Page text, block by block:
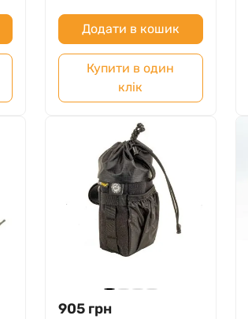
Додати в кошик
Купити в один
клік
905 грн